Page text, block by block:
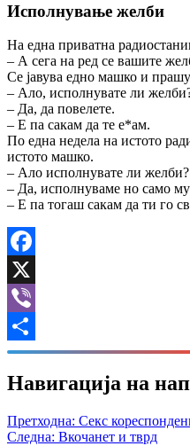
Исполнување желби
На една приватна
– А сега на ред се вашите
Се јавува едно машко и
– Ало, исполнувате ли
– Да, да повелете.
– Е па сакам да те е*ам.
По една недела на истото
истото машко.
– Ало исполнувате ли желби?
– Да, исполнуваме но само
– Е па тогаш сакам да ти го
Facebook
X
Viber
Share
Навигација на
Претходна: Секс
Следна: Вкочанет и тврд